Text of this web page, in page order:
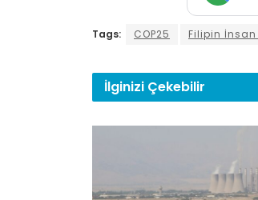
Tags: COP25 Filipin İnsan
İlginizi Çekebilir